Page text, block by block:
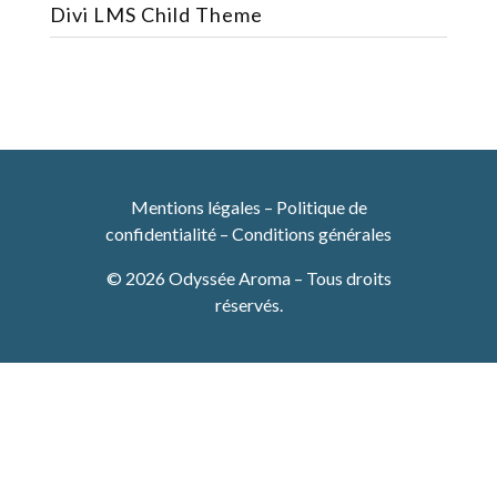
Divi LMS Child Theme
Mentions légales – Politique de
confidentialité – Conditions générales
© 2026 Odyssée Aroma – Tous droits
réservés.